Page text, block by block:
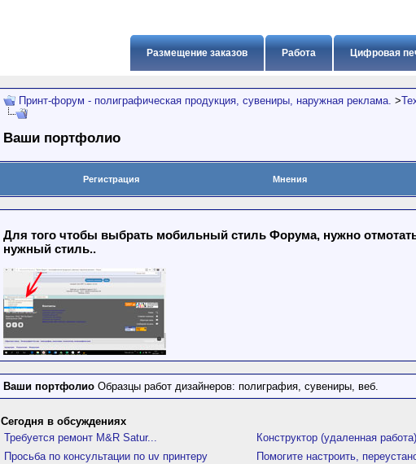
Цифровая
Работа
Размещение заказов
Принт-форум - полиграфическая продукция, сувениры, наружная реклама. >
Ваши портфолио
Регистрация Мнения
Для того чтобы выбрать мобильный стиль Форума, нужно
нужный стиль..
Ваши портфолио Образцы работ дизайнеров: полиграфия, сувениры, веб.
Сегодня в обсуждениях
Требуется ремонт M&R Satur...
Конструктор (удаленная работа)
Просьба по консультации по uv принтеру
Помогите настроить,